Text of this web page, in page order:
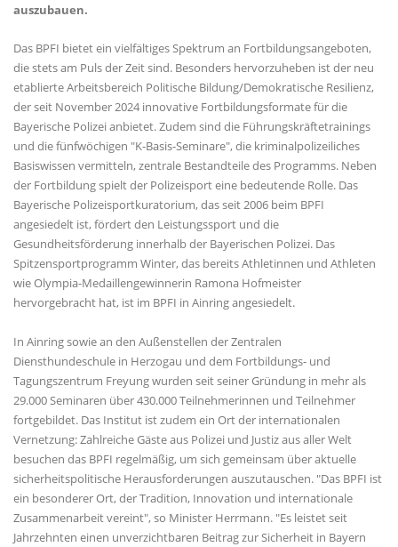
auszubauen.
Das BPFI bietet ein vielfältiges Spektrum an Fortbildungsangeboten,
die stets am Puls der Zeit sind. Besonders hervorzuheben ist der neu
etablierte Arbeitsbereich Politische Bildung/Demokratische Resilienz,
der seit November 2024 innovative Fortbildungsformate für die
Bayerische Polizei anbietet. Zudem sind die Führungskräftetrainings
und die fünfwöchigen "K-Basis-Seminare", die kriminalpolizeiliches
Basiswissen vermitteln, zentrale Bestandteile des Programms. Neben
der Fortbildung spielt der Polizeisport eine bedeutende Rolle. Das
Bayerische Polizeisportkuratorium, das seit 2006 beim BPFI
angesiedelt ist, fördert den Leistungssport und die
Gesundheitsförderung innerhalb der Bayerischen Polizei. Das
Spitzensportprogramm Winter, das bereits Athletinnen und Athleten
wie Olympia-Medaillengewinnerin Ramona Hofmeister
hervorgebracht hat, ist im BPFI in Ainring angesiedelt.
In Ainring sowie an den Außenstellen der Zentralen
Diensthundeschule in Herzogau und dem Fortbildungs- und
Tagungszentrum Freyung wurden seit seiner Gründung in mehr als
29.000 Seminaren über 430.000 Teilnehmerinnen und Teilnehmer
fortgebildet. Das Institut ist zudem ein Ort der internationalen
Vernetzung: Zahlreiche Gäste aus Polizei und Justiz aus aller Welt
besuchen das BPFI regelmäßig, um sich gemeinsam über aktuelle
sicherheitspolitische Herausforderungen auszutauschen. "Das BPFI ist
ein besonderer Ort, der Tradition, Innovation und internationale
Zusammenarbeit vereint", so Minister Herrmann. "Es leistet seit
Jahrzehnten einen unverzichtbaren Beitrag zur Sicherheit in Bayern